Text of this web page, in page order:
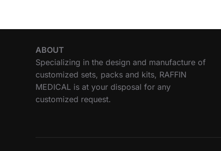
ABOUT
Specializing in the design and manufacture of
customized sets, packs and kits, RAFFIN
MEDICAL is at your disposal for any
customized request.